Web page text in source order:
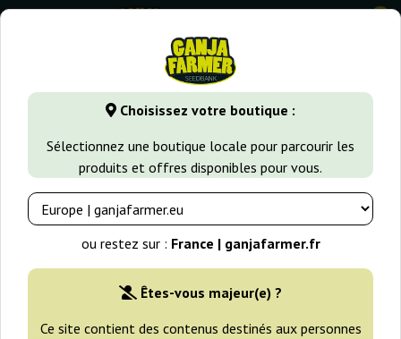
Choisissez votre boutique :
Sélectionnez une boutique locale pour parcourir les
produits et offres disponibles pour vous.
ou restez sur : France | ganjafarmer.fr
Êtes-vous majeur(e) ?
Ce site contient des contenus destinés aux personnes
0
GanjaFarmer.fr Variétés de Cannabis Haze Angel Heart
Afghan Skunk) Regular Mr. Nice